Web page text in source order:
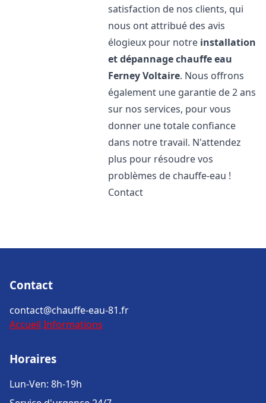
satisfaction de nos clients, qui
nous ont attribué des avis
élogieux pour notre installation
et dépannage chauffe eau
Ferney Voltaire. Nous offrons
également une garantie de 2 ans
sur nos services, pour vous
donner une totale confiance
dans notre travail. N'attendez
plus pour résoudre vos
problèmes de chauffe-eau !
Contact
Contact
contact@chauffe-eau-81.fr
Accueil Informations
Horaires
Lun-Ven: 8h-19h